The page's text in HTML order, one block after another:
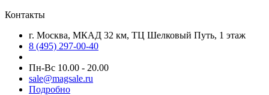
Контакты
г. Москва, МКАД 32 км, ТЦ Шелковый Путь, 1 этаж
8 (495) 297-00-40
Пн-Вс 10.00 - 20.00
sale@magsale.ru
Подробно